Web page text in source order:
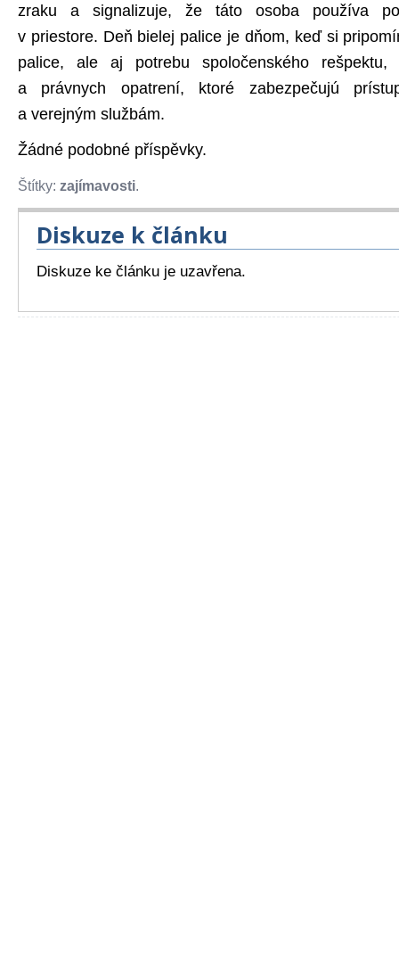
zraku a signalizuje, že táto osoba používa
v priestore. Deň bielej palice je dňom, keď si
palice, ale aj potrebu spoločenského rešpektu,
a právnych opatrení, ktoré zabezpečujú
a verejným službám.
Žádné podobné příspěvky.
Štítky: zajímavosti.
Diskuze k článku
Diskuze ke článku je uzavřena.